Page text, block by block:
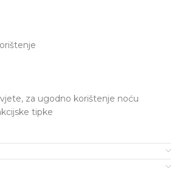
za ugodno korištenje noću
tipke